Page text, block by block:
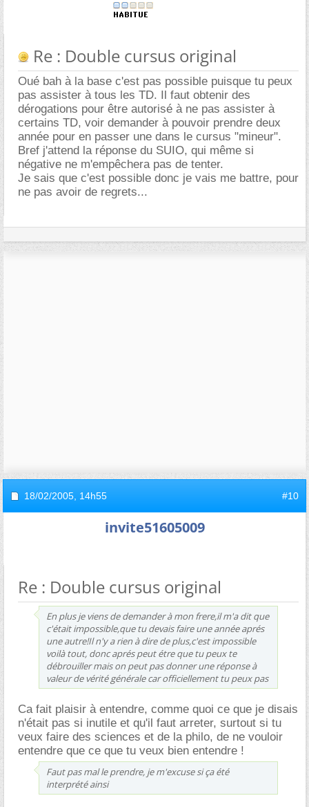
Re : Double cursus original
Oué bah à la base c'est pas possible puisque tu peux
pas assister à tous les TD. Il faut obtenir des
dérogations pour être autorisé à ne pas assister à
certains TD, voir demander à pouvoir prendre deux
année pour en passer une dans le cursus "mineur".
Bref j'attend la réponse du SUIO, qui même si
négative ne m'empêchera pas de tenter.
Je sais que c'est possible donc je vais me battre, pour
ne pas avoir de regrets...
18/02/2005, 14h55 #10
invite51605009
Re : Double cursus original
En plus je viens de demander à mon frere,il m'a dit que
c'était impossible,que tu devais faire une année aprés
une autre!Il n'y a rien à dire de plus,c'est impossible
voilà tout, donc aprés peut étre que tu peux te
débrouiller mais on peut pas donner une réponse à
valeur de vérité générale car officiellement tu peux pas
Ca fait plaisir à entendre, comme quoi ce que je disais
n'était pas si inutile et qu'il faut arreter, surtout si tu
veux faire des sciences et de la philo, de ne vouloir
entendre que ce que tu veux bien entendre !
Faut pas mal le prendre, je m'excuse si ça été
interprété ainsi